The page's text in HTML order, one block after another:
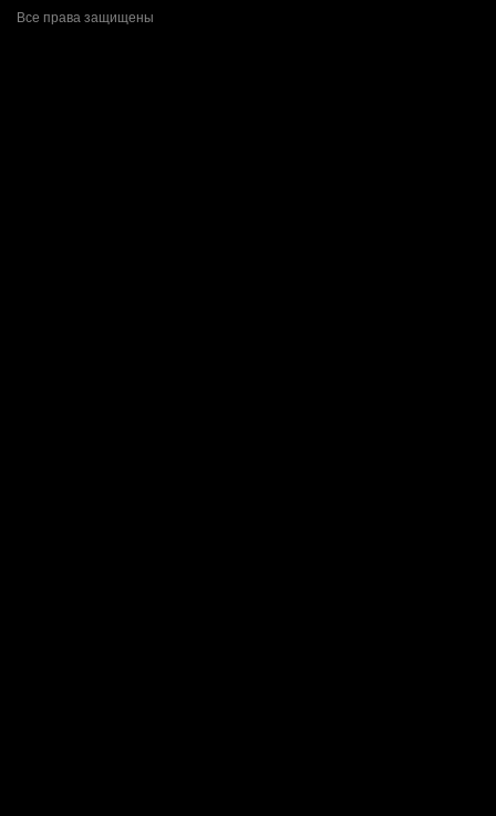
Все права защищены